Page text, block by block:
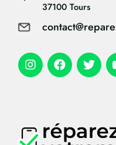
37100 Tours